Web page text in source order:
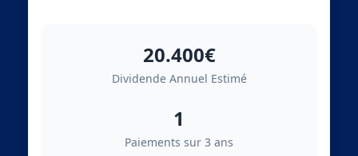
20.400€
Dividende Annuel Estimé
1
Paiements sur 3 ans